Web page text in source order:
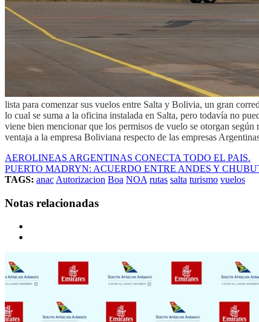
lista para comenzar sus vuelos entre Salta y Bolivia, un gran
lo cual se suma a la oficina instalada en Salta, pero todavía no
viene bien mencionar que los permisos de vuelo se otorgan
ventaja a la empresa Boliviana respecto de las empresas
AEROLINEAS ARGENTINAS CONECTA TODO EL PAIS.
PUERTO MADRYN: ACUERDO ENTRE ANDES Y
TAGS: anac Autorizacion Boa NOA rutas salta turismo vuelos
Notas relacionadas